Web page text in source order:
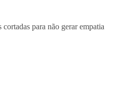
cortadas para não gerar empatia